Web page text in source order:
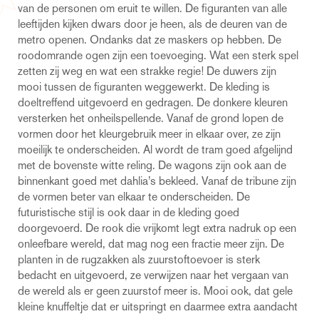
van de personen om eruit te willen. De figuranten van alle
leeftijden kijken dwars door je heen, als de deuren van de
metro openen. Ondanks dat ze maskers op hebben. De
roodomrande ogen zijn een toevoeging. Wat een sterk spel
zetten zij weg en wat een strakke regie! De duwers zijn
mooi tussen de figuranten weggewerkt. De kleding is
doeltreffend uitgevoerd en gedragen. De donkere kleuren
versterken het onheilspellende. Vanaf de grond lopen de
vormen door het kleurgebruik meer in elkaar over, ze zijn
moeilijk te onderscheiden. Al wordt de tram goed afgelijnd
met de bovenste witte reling. De wagons zijn ook aan de
binnenkant goed met dahlia’s bekleed. Vanaf de tribune zijn
de vormen beter van elkaar te onderscheiden. De
futuristische stijl is ook daar in de kleding goed
doorgevoerd. De rook die vrijkomt legt extra nadruk op een
onleefbare wereld, dat mag nog een fractie meer zijn. De
planten in de rugzakken als zuurstoftoevoer is sterk
bedacht en uitgevoerd, ze verwijzen naar het vergaan van
de wereld als er geen zuurstof meer is. Mooi ook, dat gele
kleine knuffeltje dat er uitspringt en daarmee extra aandacht